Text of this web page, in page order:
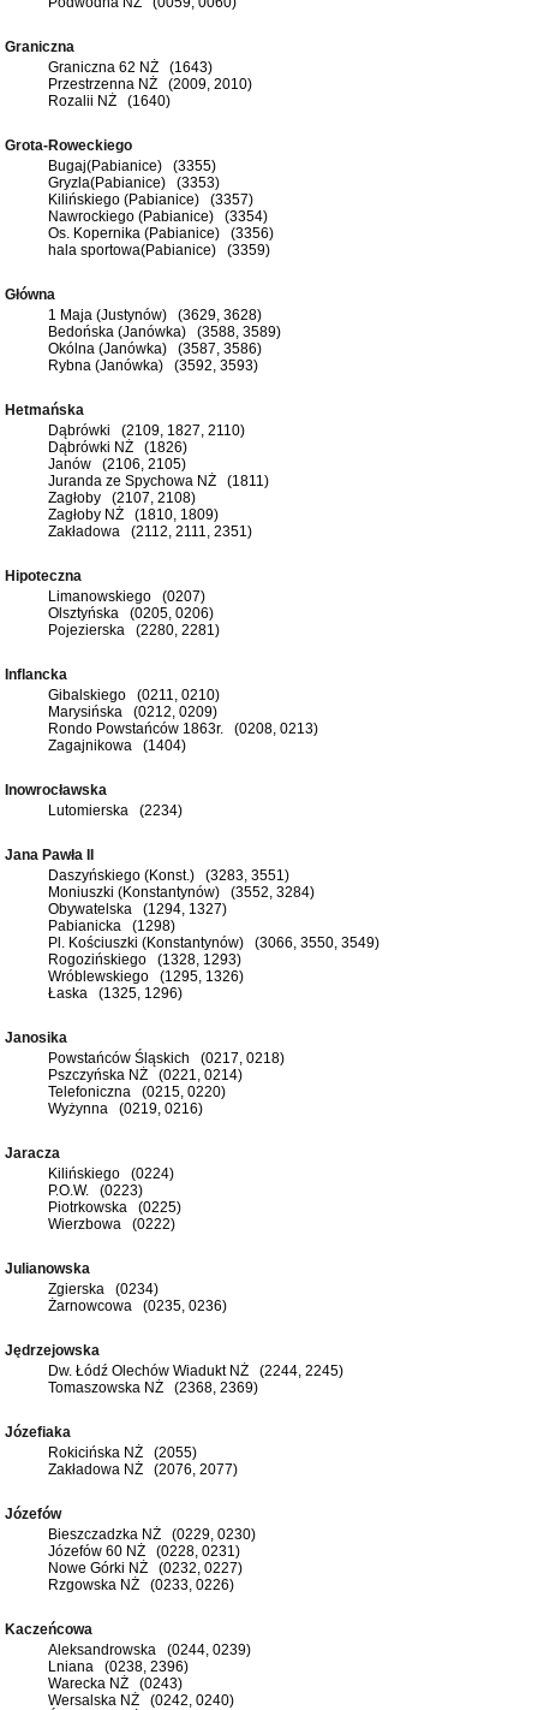
Graniczna
Graniczna 62 NŻ (1643)
Przestrzenna NŻ (2009, 2010)
Rozalii NŻ (1640)
Grota-Roweckiego
Bugaj(Pabianice) (3355)
Gryzla(Pabianice) (3353)
Kilińskiego (Pabianice) (3357)
Nawrockiego (Pabianice) (3354)
Os. Kopernika (Pabianice) (3356)
hala sportowa(Pabianice) (3359)
Główna
1 Maja (Justynów) (3629, 3628)
Bedońska (Janówka) (3588, 3589)
Okólna (Janówka) (3587, 3586)
Rybna (Janówka) (3592, 3593)
Hetmańska
Dąbrówki (2109, 1827, 2110)
Dąbrówki NŻ (1826)
Janów (2106, 2105)
Juranda ze Spychowa NŻ (1811)
Zagłoby (2107, 2108)
Zagłoby NŻ (1810, 1809)
Zakładowa (2112, 2111, 2351)
Hipoteczna
Limanowskiego (0207)
Olsztyńska (0205, 0206)
Pojezierska (2280, 2281)
Inflancka
Gibalskiego (0211, 0210)
Marysińska (0212, 0209)
Rondo Powstańców 1863r. (0208, 0213)
Zagajnikowa (1404)
Inowrocławska
Lutomierska (2234)
Jana Pawła II
Daszyńskiego (Konst.) (3283, 3551)
Moniuszki (Konstantynów) (3552, 3284)
Obywatelska (1294, 1327)
Pabianicka (1298)
Pl. Kościuszki (Konstantynów) (3066, 3550, 3549)
Rogozińskiego (1328, 1293)
Wróblewskiego (1295, 1326)
Łaska (1325, 1296)
Janosika
Powstańców Śląskich (0217, 0218)
Pszczyńska NŻ (0221, 0214)
Telefoniczna (0215, 0220)
Wyżynna (0219, 0216)
Jaracza
Kilińskiego (0224)
P.O.W. (0223)
Piotrkowska (0225)
Wierzbowa (0222)
Julianowska
Zgierska (0234)
Żarnowcowa (0235, 0236)
Jędrzejowska
Dw. Łódź Olechów Wiadukt NŻ (2244, 2245)
Tomaszowska NŻ (2368, 2369)
Józefiaka
Rokicińska NŻ (2055)
Zakładowa NŻ (2076, 2077)
Józefów
Bieszczadzka NŻ (0229, 0230)
Józefów 60 NŻ (0228, 0231)
Nowe Górki NŻ (0232, 0227)
Rzgowska NŻ (0233, 0226)
Kaczeńcowa
Aleksandrowska (0244, 0239)
Lniana (0238, 2396)
Warecka NŻ (0243)
Wersalska NŻ (0242, 0240)